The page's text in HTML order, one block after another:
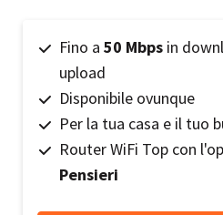
Fino a 50 Mbps in
upload
Disponibile ovunque
Per la tua casa e il tuo
Router WiFi Top con
Pensieri